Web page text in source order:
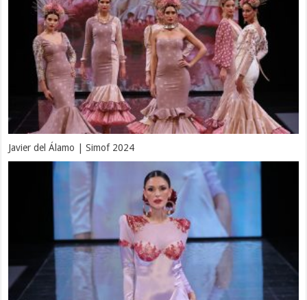
Javier del Álamo | Simof 2024